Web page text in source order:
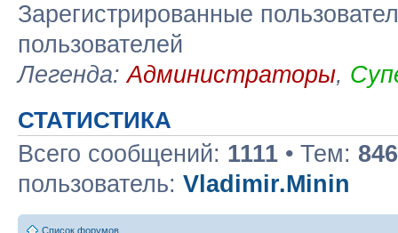
Зарегистрированные
пользователей
Легенда:Администраторы,
СТАТИСТИКА
Всего сообщений: 1111 • Тем: 846
пользователь: Vladimir.Minin
Список форумов